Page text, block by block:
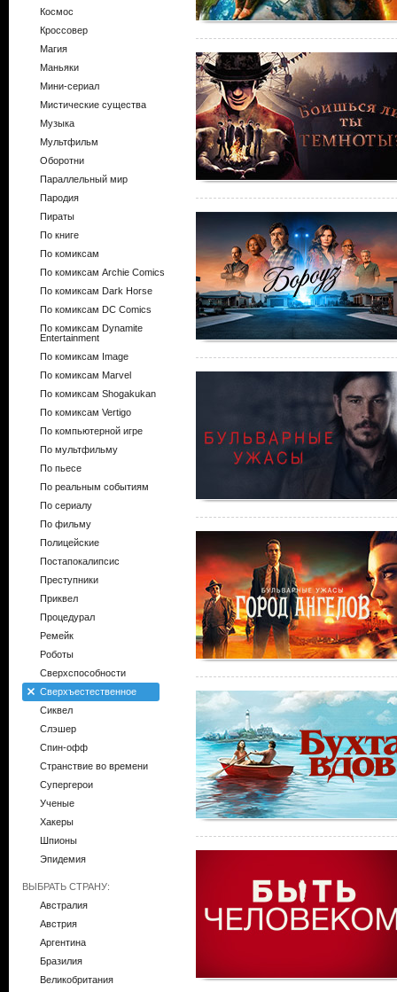
Космос
Кроссовер
Магия
Маньяки
Мини-сериал
Мистические существа
Музыка
Мультфильм
Оборотни
Параллельный мир
Пародия
Пираты
По книге
По комиксам
По комиксам Archie Comics
По комиксам Dark Horse
По комиксам DC Comics
По комиксам Dynamite
Entertainment
По комиксам Image
По комиксам Marvel
По комиксам Shogakukan
По комиксам Vertigo
По компьютерной игре
По мультфильму
По пьесе
По реальным событиям
По сериалу
По фильму
Полицейские
Постапокалипсис
Преступники
Приквел
Процедурал
Ремейк
Роботы
Сверхспособности
Сверхъестественное
Сиквел
Слэшер
Спин-офф
Странствие во времени
Супергерои
Ученые
Хакеры
Шпионы
Эпидемия
ВЫБРАТЬ СТРАНУ:
Австралия
Австрия
Аргентина
Бразилия
Великобритания